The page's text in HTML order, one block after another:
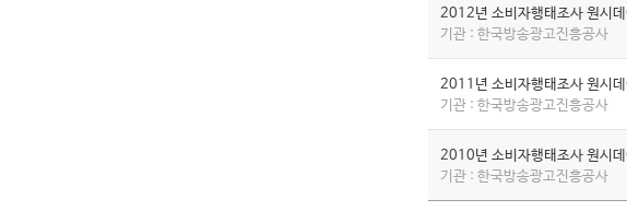
2012년 소비자행태조사 원시데
기관 : 한국방송광고진흥공사
2011년 소비자행태조사 원시데
기관 : 한국방송광고진흥공사
2010년 소비자행태조사 원시데
기관 : 한국방송광고진흥공사